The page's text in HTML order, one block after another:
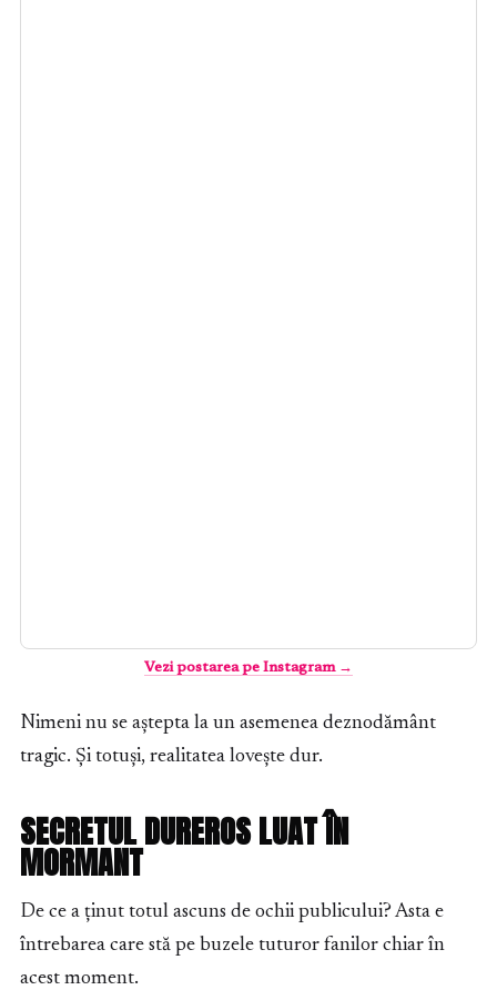
Vezi postarea pe Instagram →
Nimeni nu se aștepta la un asemenea deznodământ
tragic. Și totuși, realitatea lovește dur.
SECRETUL DUREROS LUAT ÎN
MORMANT
De ce a ținut totul ascuns de ochii publicului? Asta e
întrebarea care stă pe buzele tuturor fanilor chiar în
acest moment.